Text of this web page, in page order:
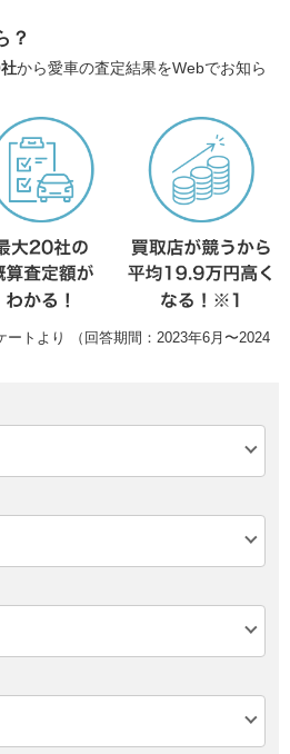
？
から愛車の査定結果をWebでお知ら
トより （回答期間：2023年6月〜2024